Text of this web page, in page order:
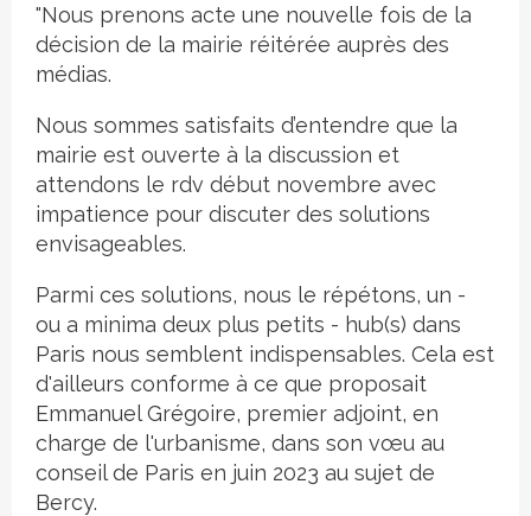
"Nous prenons acte une nouvelle fois de la
décision de la mairie réitérée auprès des
médias.
Nous sommes satisfaits d’entendre que la
mairie est ouverte à la discussion et
attendons le rdv début novembre avec
impatience pour discuter des solutions
envisageables.
Parmi ces solutions, nous le répétons, un -
ou a minima deux plus petits - hub(s) dans
Paris nous semblent indispensables. Cela est
d'ailleurs conforme à ce que proposait
Emmanuel Grégoire, premier adjoint, en
charge de l'urbanisme, dans son vœu au
conseil de Paris en juin 2023 au sujet de
Bercy.